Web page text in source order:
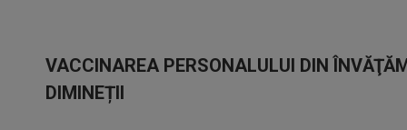
VACCINAREA PERSONALULUI DIN
DIMINEȚII